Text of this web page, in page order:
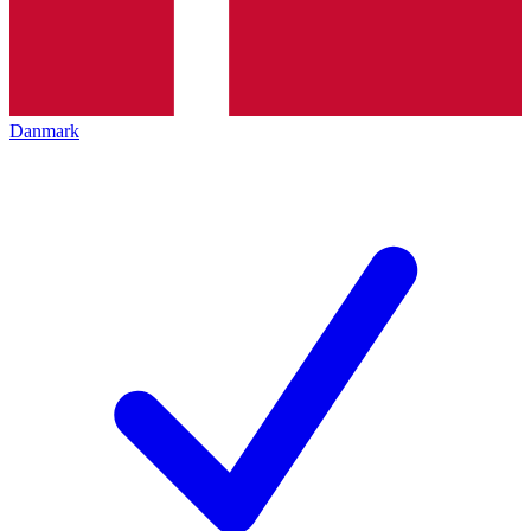
Danmark